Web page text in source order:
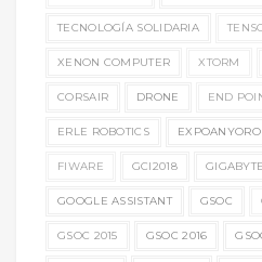
TECNOLOGÍA SOLIDARIA
XENON COMPUTER XTORM
CORSAIR DRONE END
ERLE ROBOTICS EXPOANYORO
FIWARE GCI2018 GIGABYTE
GOOGLE ASSISTANT GSOC
GSOC 2015 GSOC 2016